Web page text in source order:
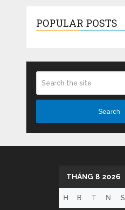
POPULAR POSTS
Search
THÁNG 8 2026
H B T N S